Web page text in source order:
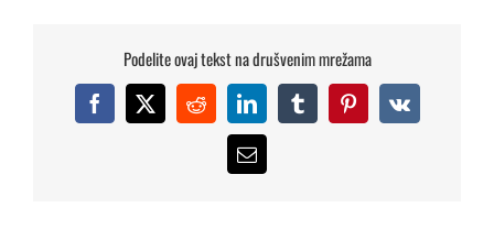
Podelite ovaj tekst na drušvenim mrežama
Facebook
X RedditLinkedInTumblrPinterest
Vk
Email